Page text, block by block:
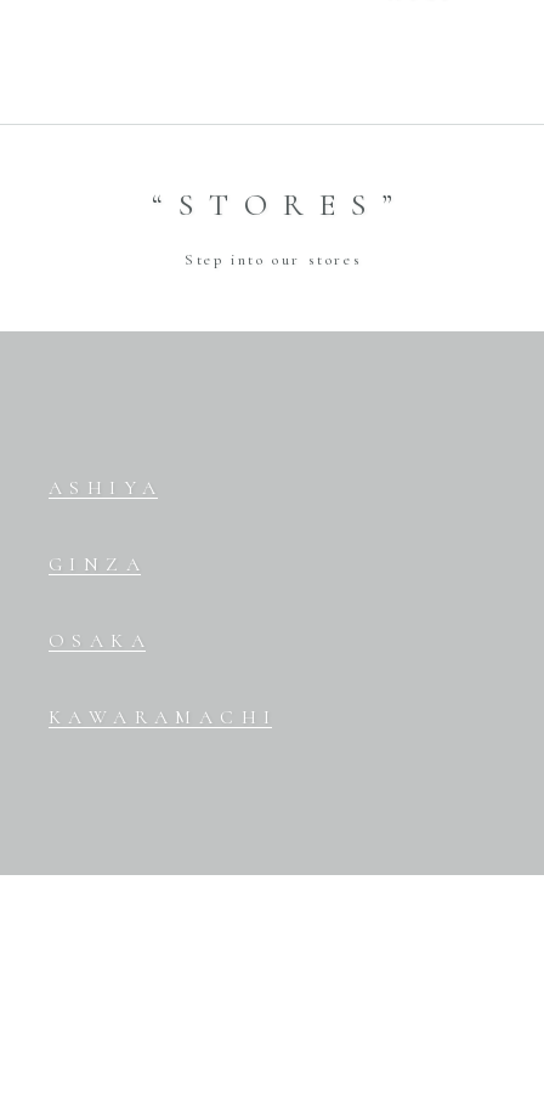
“STORES”
Step into our stores
ASHIYA
GINZA
OSAKA
KAWARAMACHI